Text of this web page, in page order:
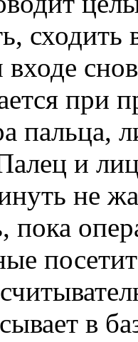
сходить
при
пальца,
и
не
в